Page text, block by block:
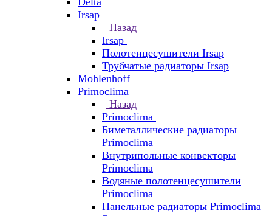
Irsap
Назад
Irsap
Полотенцесушители Irsap
Трубчатые радиаторы Irsap
Mohlenhoff
Primoclima
Назад
Primoclima
Биметаллические радиаторы
Primoclima
Внутрипольные конвекторы
Primoclima
Водяные полотенцесушители
Primoclima
Панельные радиаторы Primoclima